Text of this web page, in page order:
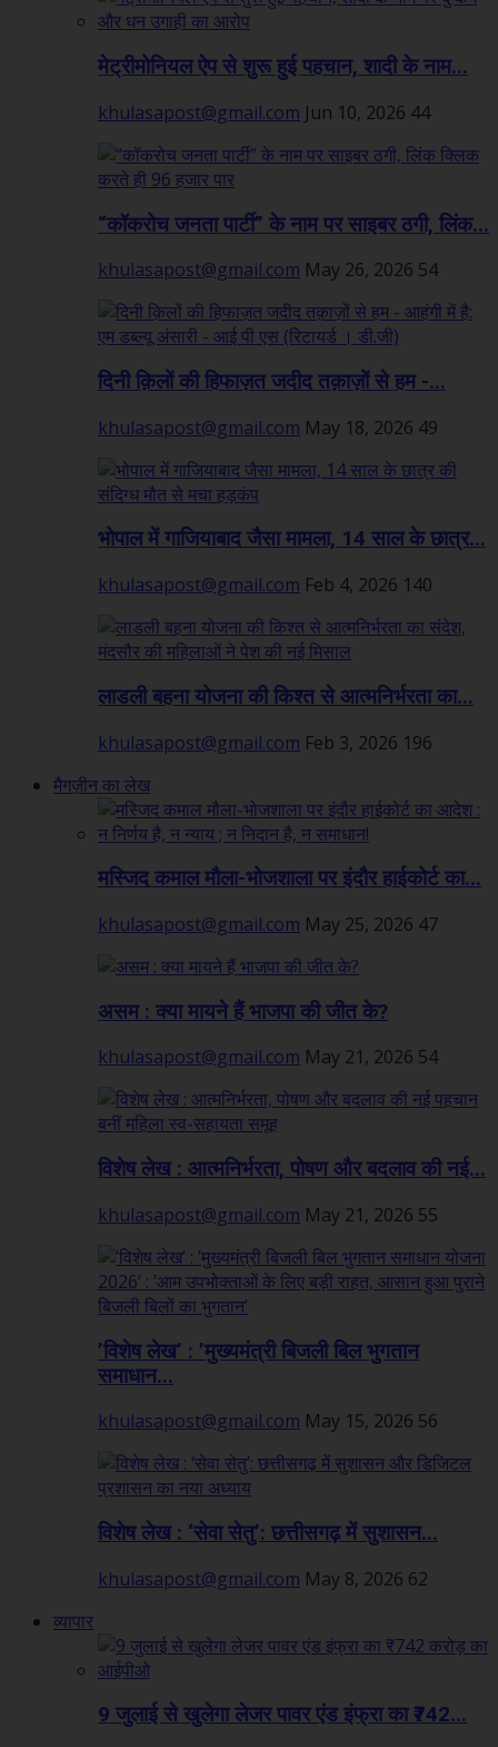
मेट्रीमोनियल ऐप से शुरू हुई पहचान, शादी के नाम...
khulasapost@gmail.com Jun 10, 2026 44
“कॉकरोच जनता पार्टी” के नाम पर साइबर ठगी, लिंक...
khulasapost@gmail.com May 26, 2026 54
दिनी क़िलों की हिफाज़त जदीद तक़ाज़ों से हम -...
khulasapost@gmail.com May 18, 2026 49
भोपाल में गाजियाबाद जैसा मामला, 14 साल के छात्र...
khulasapost@gmail.com Feb 4, 2026 140
लाडली बहना योजना की किश्त से आत्मनिर्भरता का...
khulasapost@gmail.com Feb 3, 2026 196
मैगज़ीन का लेख
मस्जिद कमाल मौला-भोजशाला पर इंदौर हाईकोर्ट का...
khulasapost@gmail.com May 25, 2026 47
असम : क्या मायने हैं भाजपा की जीत के?
khulasapost@gmail.com May 21, 2026 54
विशेष लेख : आत्मनिर्भरता, पोषण और बदलाव की नई...
khulasapost@gmail.com May 21, 2026 55
’विशेष लेख’ : ’मुख्यमंत्री बिजली बिल भुगतान
समाधान...
khulasapost@gmail.com May 15, 2026 56
विशेष लेख : ‘सेवा सेतु’: छत्तीसगढ़ में सुशासन...
khulasapost@gmail.com May 8, 2026 62
व्यापार
9 जुलाई से खुलेगा लेजर पावर एंड इंफ्रा का ₹742...